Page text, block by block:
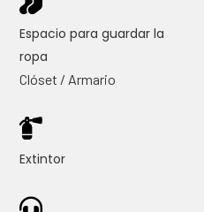
Espacio para guardar la
ropa
Clóset / Armario
Extintor